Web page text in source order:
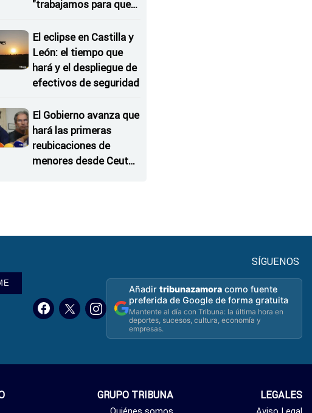
"trabajamos para que
El eclipse en Castilla y
León: el tiempo que
hará y el despliegue de
efectivos de seguridad
El Gobierno avanza que
hará las primeras
reubicaciones de
menores desde Ceuta
SÍGUENOS
Añadirtribunazamora como fuente
preferida de Google de forma gratuita
Mantente al día con Tribuna: la última hora en
deportes, sucesos, cultura, economía y
empresas.
GRUPO TRIBUNA LEGALES